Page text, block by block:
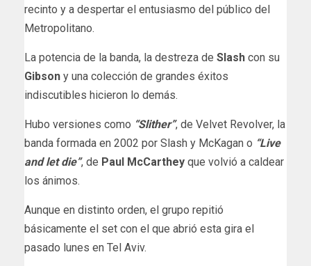
recinto y a despertar el entusiasmo del público del
Metropolitano.
La potencia de la banda, la destreza de Slash con su
Gibson y una colección de grandes éxitos
indiscutibles hicieron lo demás.
Hubo versiones como “Slither”, de Velvet Revolver, la
banda formada en 2002 por Slash y McKagan o “Live
and let die”, de Paul McCarthey que volvió a caldear
los ánimos.
Aunque en distinto orden, el grupo repitió
básicamente el set con el que abrió esta gira el
pasado lunes en Tel Aviv.